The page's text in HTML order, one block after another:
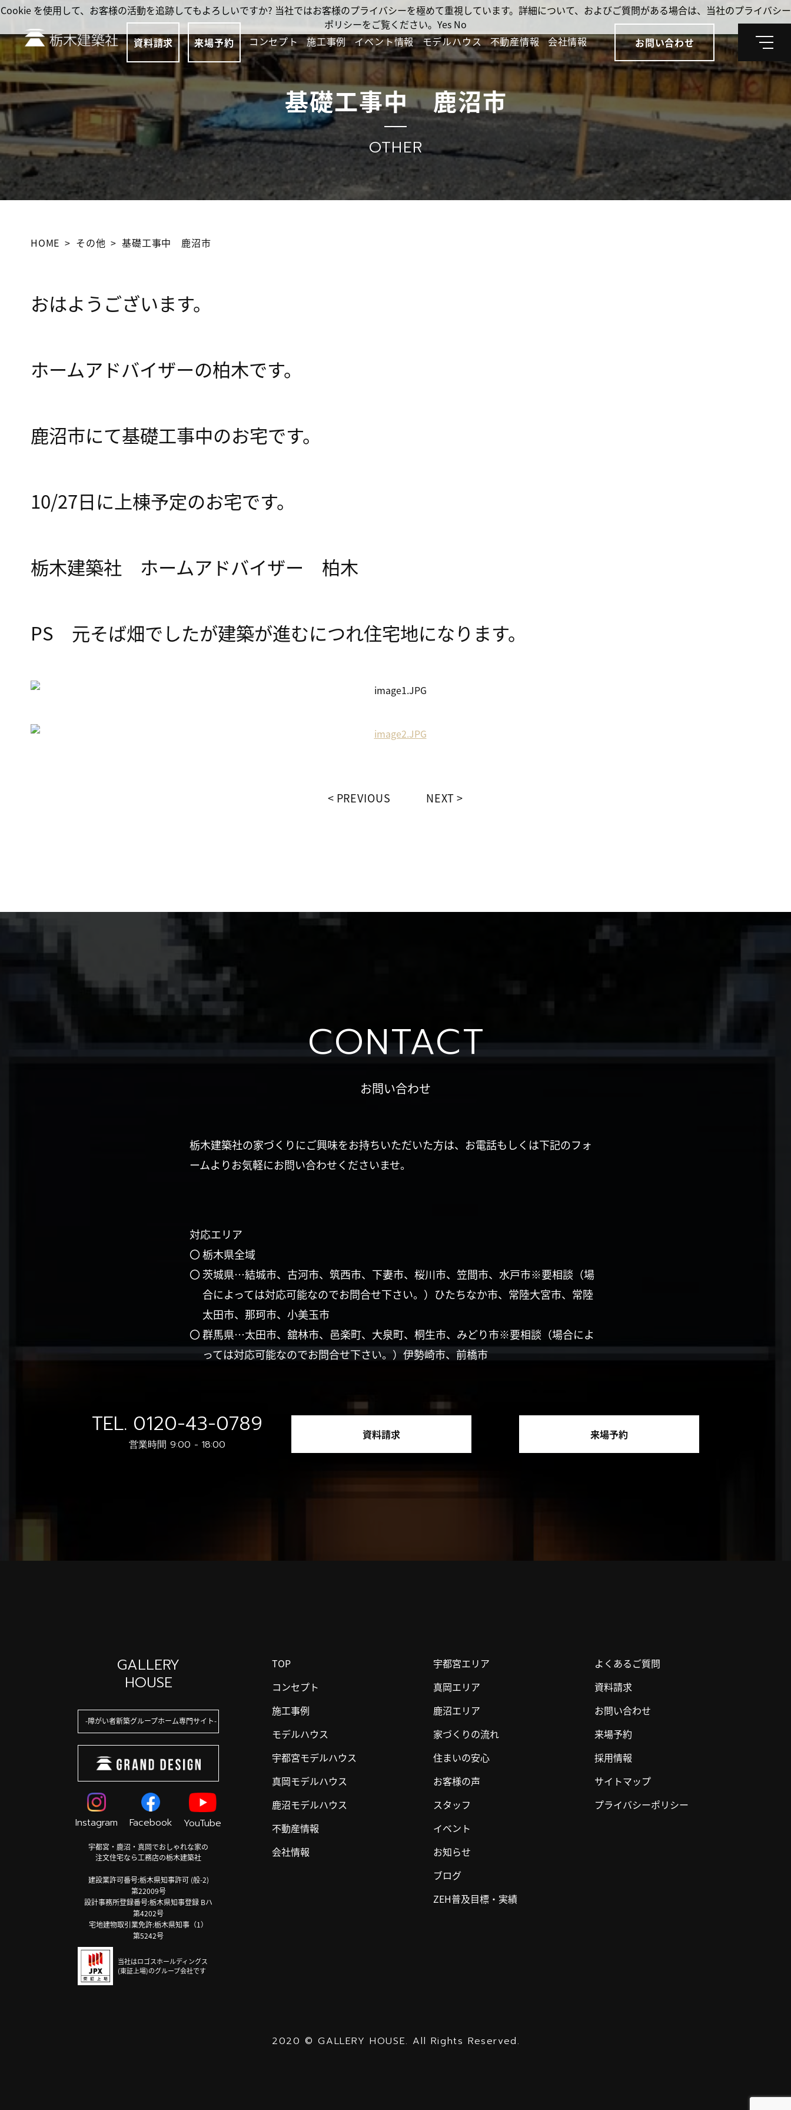
資料請求 来場予約 コンセプト 施工事例 イベント情報 モデルハウス 不動産情報 会社情報 お問い合わせ
メ
ュ
基礎工事中 鹿沼市
OTHER
HOME その他 基礎工事中 鹿沼市
おはようございます。
ホームアドバイザーの柏木です。
鹿沼市にて基礎工事中のお宅です。
10/27日に上棟予定のお宅です。
栃木建築社 ホームアドバイザー 柏木
PS 元そば畑でしたが建築が進むにつれ住宅地になります。
PREVIOUS NEXT
CONTACT
お問い合わせ
栃木建築社の家づくりにご興味をお持ちいただいた方は、お電話もしくは下記のフォ
ームよりお気軽にお問い合わせくださいませ。
対応エリア
〇 栃木県全域
〇 茨城県…結城市、古河市、筑西市、下妻市、桜川市、笠間市、水戸市※要相談（場
合によっては対応可能なのでお問合せ下さい。）ひたちなか市、常陸大宮市、常陸
太田市、那珂市、小美玉市
〇 群馬県…太田市、舘林市、邑楽町、大泉町、桐生市、みどり市※要相談（場合によ
っては対応可能なのでお問合せ下さい。）伊勢崎市、前橋市
TEL. 0120-43-0789
営業時間 9:00 - 18:00
資料請求 来場予約
GALLERY
HOUSE
障がい者新築グループホーム専門サイト
Instagram Facebook YouTube
宇都宮・鹿沼・真岡でおしゃれな家の
注文住宅なら工務店の栃木建築社
建設業許可番号:栃木県知事許可 (般-2)
第22009号
設計事務所登録番号:栃木県知事登録 Bハ
第4202号
宅地建物取引業免許:栃木県知事（1）
第5242号
当社はロゴスホールディングス
(東証上場)のグループ会社です
TOP
コンセプト
施工事例
モデルハウス
宇都宮モデルハウス
真岡モデルハウス
鹿沼モデルハウス
不動産情報
会社情報
宇都宮エリア
真岡エリア
鹿沼エリア
家づくりの流れ
住まいの安心
お客様の声
スタッフ
イベント
お知らせ
ブログ
ZEH普及目標・実績
よくあるご質問
資料請求
お問い合わせ
来場予約
採用情報
サイトマップ
プライバシーポリシー
2020 ©GALLERY HOUSE. All Rights Reserved.
Cookie を使用して、お客様の活動を追跡してもよろしいですか? 当社ではお客様のプライバシーを極めて重視しています。詳細について、およびご質問がある場合は、当社のプライバシー
ポリシーをご覧ください。 Yes No